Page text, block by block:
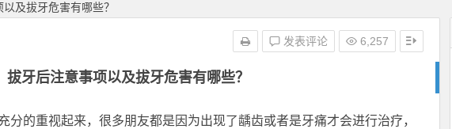
及拔牙危害有哪些？
拔牙后注意事项以及拔牙危害有哪些？
发表评论 6,257
分的重视起来，很多朋友都是因为出现了龋齿或者是牙痛才会进行治疗，